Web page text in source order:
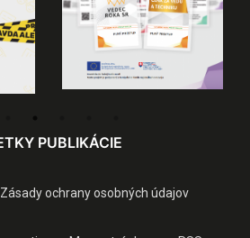
PUBLIKÁCIE
Zásady ochrany osobných údajov